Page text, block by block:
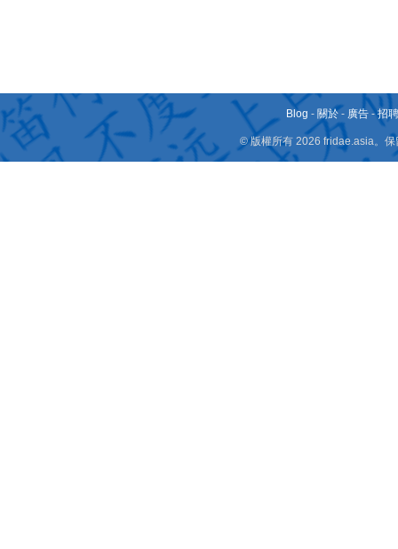
Blog - 關於 - 廣告 -招
© 版權所有 2026 fridae.asia。